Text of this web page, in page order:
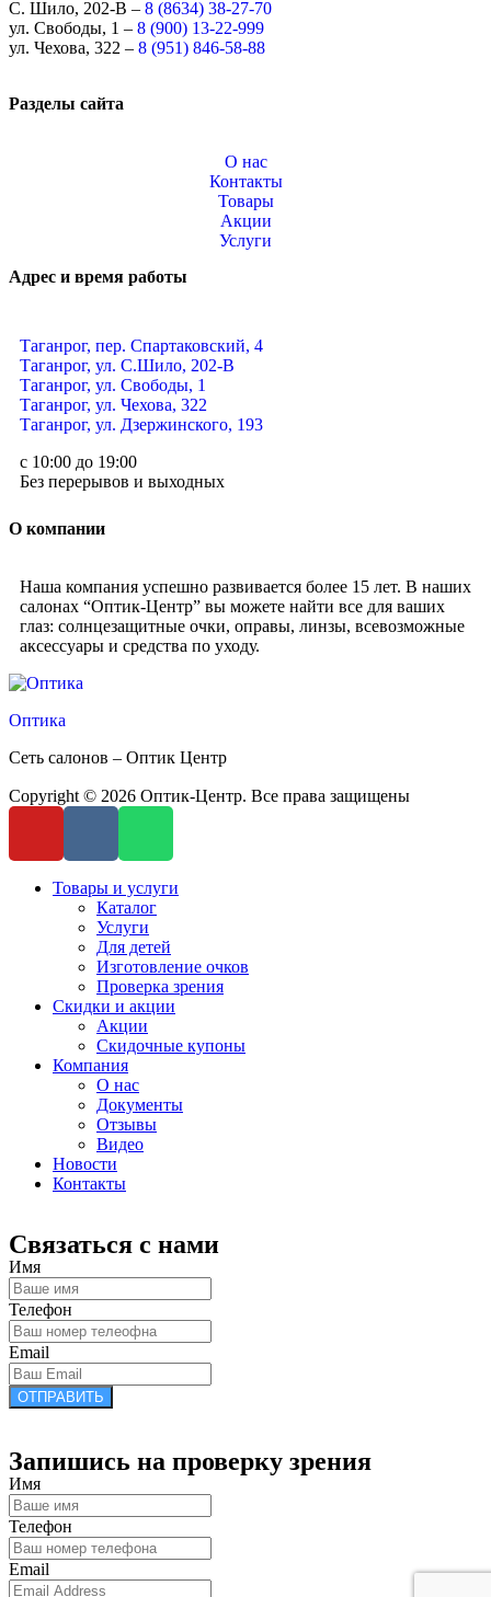
С. Шило, 202-В – 8 (8634) 38-27-70
ул. Свободы, 1 – 8 (900) 13-22-999
ул. Чехова, 322 – 8 (951) 846-58-88
Разделы сайта
О нас
Контакты
Товары
Акции
Услуги
Адрес и время работы
Таганрог, пер. Спартаковский, 4
Таганрог, ул. С.Шило, 202-В
Таганрог, ул. Свободы, 1
Таганрог, ул. Чехова, 322
Таганрог, ул. Дзержинского, 193
с 10:00 до 19:00
Без перерывов и выходных
О компании
Наша компания успешно развивается более 15 лет. В наших
салонах “Оптик-Центр” вы можете найти все для ваших
глаз: солнцезащитные очки, оправы, линзы, всевозможные
аксессуары и средства по уходу.
Оптика
Сеть салонов – Оптик Центр
Copyright © 2026 Оптик-Центр. Все права защищены
Товары и услуги
Каталог
Услуги
Для детей
Изготовление очков
Проверка зрения
Скидки и акции
Акции
Скидочные купоны
Компания
О нас
Документы
Отзывы
Видео
Новости
Контакты
Связаться с нами
Имя
Телефон
Email
ОТПРАВИТЬ
Запишись на проверку зрения
Имя
Телефон
Email